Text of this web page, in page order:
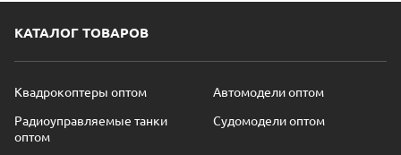
КАТАЛОГ ТОВАРОВ
Квадрокоптеры оптом
Автомодели оптом
Радиоуправляемые танки
оптом
Судомодели оптом